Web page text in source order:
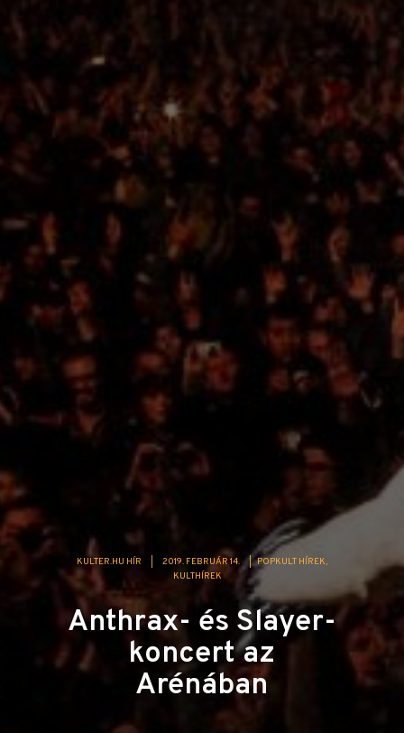
KULTER.HU HÍR 2019. FEBRUÁR 14. |
POPKULT HÍREK
KULTHÍREK
Anthrax- és Slayer-
koncert az
Arénában